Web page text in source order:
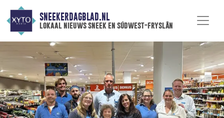
SNEEKERDAGBLAD.NL
lokaal nieuws sneek en súdwest-fryslân